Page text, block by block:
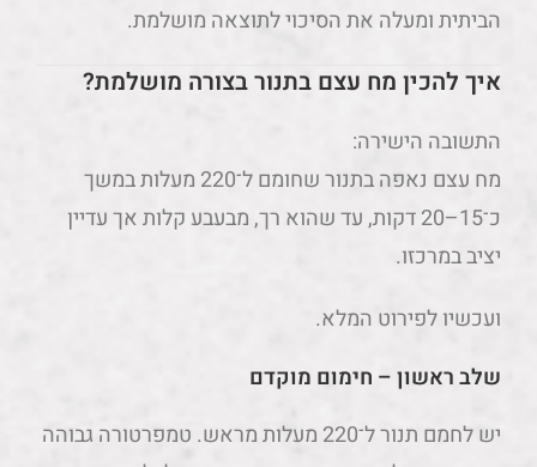
הביתית ומעלה את הסיכוי לתוצאה מושלמת.
איך להכין מח עצם בתנור בצורה מושלמת?
התשובה הישירה:
מח עצם נאפה בתנור שחומם ל־220 מעלות במשך
כ־15–20 דקות, עד שהוא רך, מבעבע קלות אך עדיין
יציב במרכזו.
ועכשיו לפירוט המלא.
שלב ראשון – חימום מוקדם
יש לחמם תנור ל־220 מעלות מראש. טמפרטורה גבוהה